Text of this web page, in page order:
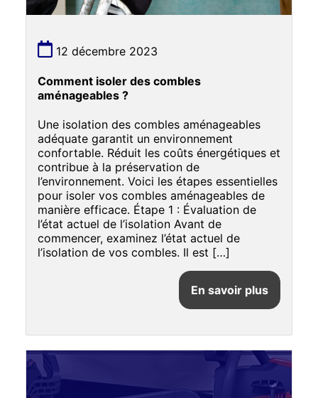
12 décembre 2023
Comment isoler des combles
aménageables ?
Une isolation des combles aménageables
adéquate garantit un environnement
confortable. Réduit les coûts énergétiques et
contribue à la préservation de
l’environnement. Voici les étapes essentielles
pour isoler vos combles aménageables de
manière efficace. Étape 1 : Évaluation de
l’état actuel de l’isolation Avant de
commencer, examinez l’état actuel de
l’isolation de vos combles. Il est […]
En savoir plus